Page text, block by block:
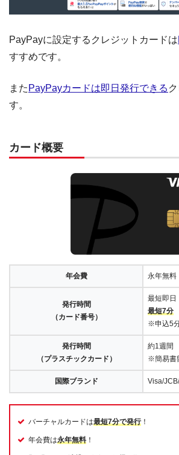
PayPayに設定するクレジットカードは
すすめです。
また PayPayカードは即日発行できる
す。
カード概要
年会費 永年無料
発行時間
（カード番号）
最短即日
最短7分
※申込5
発行時間
（プラスチックカード）
約1週間
※簡易書
国際ブランド Visa/
バーチャルカードは最短7分で発行！
年会費は永年無料 ！